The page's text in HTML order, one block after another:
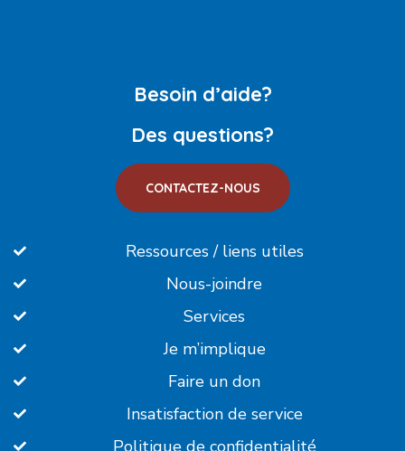
Besoin d’aide?
Des questions?
CONTACTEZ-NOUS
Ressources / liens utiles
Nous-joindre
Services
Je m’implique
Faire un don
Insatisfaction de service
Politique de confidentialité